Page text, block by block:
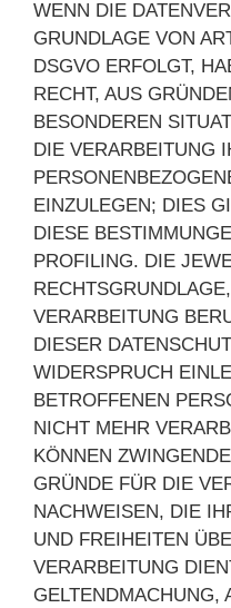
WENN DIE
GRUNDLAGE VON
DSGVO ERFOLGT,
RECHT, AUS
BESONDEREN
DIE VERARBEITUNG
EINZULEGEN; DIES
DIESE
PROFILING. DIE
VERARBEITUNG
DIESER
WIDERSPRUCH
BETROFFENEN
NICHT MEHR
KÖNNEN
GRÜNDE FÜR DIE
NACHWEISEN, DIE
UND FREIHEITEN
VERARBEITUNG
GELTENDMACHUNG,